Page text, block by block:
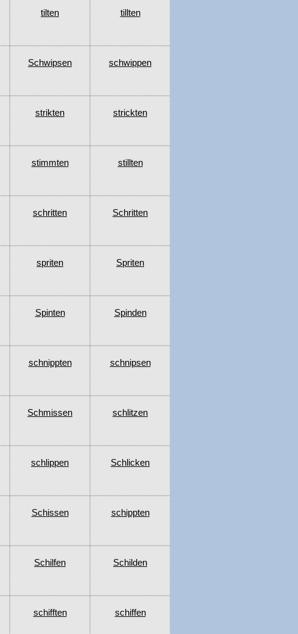
tilten tillten
Schwipsen schwippen
strikten strickten
stimmten stillten
schritten Schritten
spriten Spriten
Spinten Spinden
schnippten schnipsen
Schmissen schlitzen
schlippen Schlicken
Schissen schippten
Schilfen Schilden
schifften schiffen